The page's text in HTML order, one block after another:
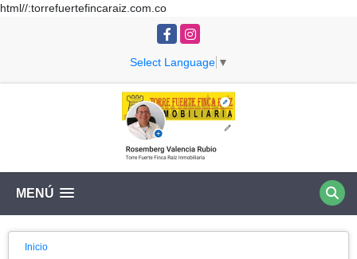
html//:torrefuertefincaraiz.com.co
FacebookInstagram
Select Language ▼
MENÚ
Inicio